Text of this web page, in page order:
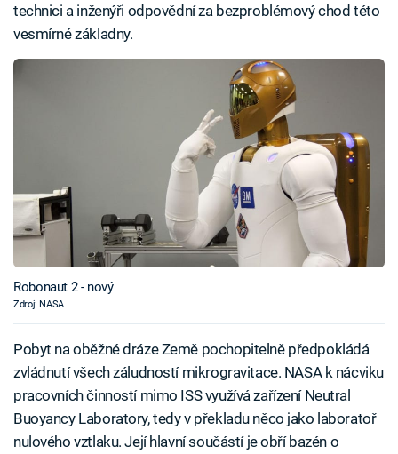
technici a inženýři odpovědní za bezproblémový chod této
vesmírné základny.
Robonaut 2 - nový
Zdroj: NASA
Pobyt na oběžné dráze Země pochopitelně předpokládá
zvládnutí všech záludností mikrogravitace. NASA k nácviku
pracovních činností mimo ISS využívá zařízení Neutral
Buoyancy Laboratory, tedy v překladu něco jako laboratoř
nulového vztlaku. Její hlavní součástí je obří bazén o